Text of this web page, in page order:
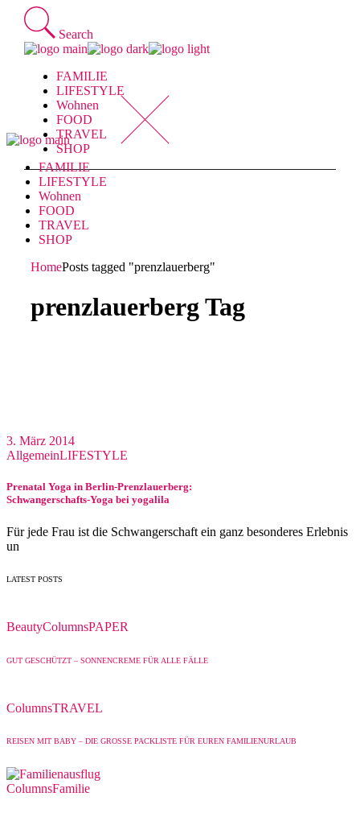
Skip
content
Search
FAMILIE
LIFESTYLE
Wohnen
FOOD
TRAVEL
SHOP
FAMILIE
LIFESTYLE
Wohnen
FOOD
TRAVEL
SHOP
HomePosts tagged "prenzlauerberg"
prenzlauerberg Tag
3. März 2014
AllgemeinLIFESTYLE
Prenatal Yoga in Berlin-Prenzlauerberg:
Schwangerschafts-Yoga bei yogalila
Für jede Frau ist die Schwangerschaft ein ganz besonderes Erlebnis
un
LATEST POSTS
BeautyColumnsPAPER
GUT GESCHÜTZT – SONNENCREME FÜR ALLE FÄLLE
ColumnsTRAVEL
REISEN MIT BABY – DIE GROSSE PACKLISTE FÜR EUREN FAMILIENURLAUB
ColumnsFamilie